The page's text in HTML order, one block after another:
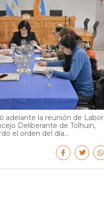
adelante la reunión de Labor
Deliberante de Tolhuin,
el orden del día...